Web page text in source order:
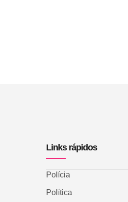
Links rápidos
Polícia
Política